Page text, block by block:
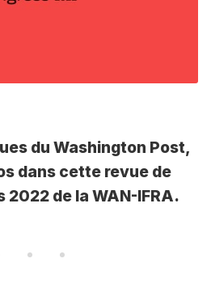
du Washington Post,
dans cette revue de
de la WAN-IFRA.